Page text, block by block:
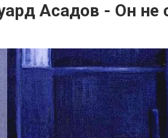
Асадов - Он не